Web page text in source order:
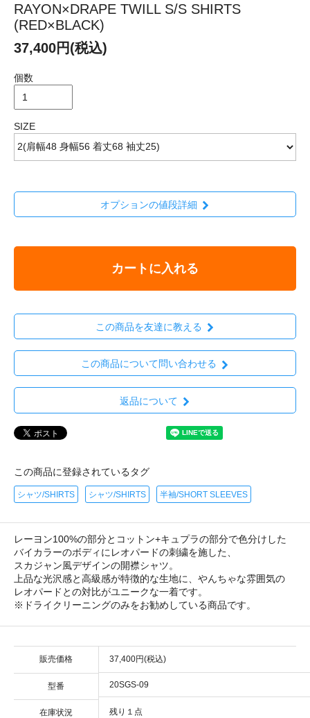
RAYON×DRAPE TWILL S/S SHIRTS
(RED×BLACK)
37,400円(税込)
個数
SIZE
オプションの値段詳細
カートに入れる
この商品を友達に教える
この商品について問い合わせる
返品について
この商品に登録されているタグ
シャツ/SHIRTS シャツ/SHIRTS 半袖/SHORT SLEEVES
レーヨン100%の部分とコットン+キュプラの部分で色分けした
バイカラーのボディにレオパードの刺繍を施した、
スカジャン風デザインの開襟シャツ。
上品な光沢感と高級感が特徴的な生地に、やんちゃな雰囲気の
レオパードとの対比がユニークな一着です。
※ドライクリーニングのみをお勧めしている商品です。
販売価格 37,400円(税込)
型番 20SGS-09
在庫状況 残り１点